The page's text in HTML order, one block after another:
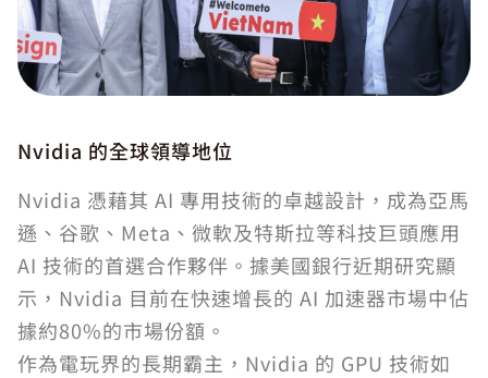
Nvidia 的全球領導地位
Nvidia 憑藉其 AI 專用技術的卓越設計，成為亞馬
遜、谷歌、Meta、微軟及特斯拉等科技巨頭應用
AI 技術的首選合作夥伴。據美國銀行近期研究顯
示，Nvidia 目前在快速增長的 AI 加速器市場中佔
據約80%的市場份額。
作為電玩界的長期霸主，Nvidia 的 GPU 技術如